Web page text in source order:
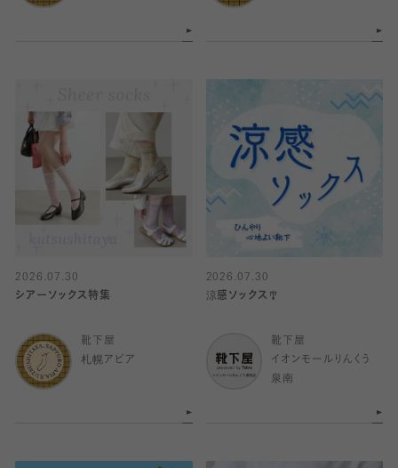
2026.07.30
シアーソックス特集
靴下屋
札幌アピア
2026.07.30
涼感ソックス🎐
靴下屋
イオンモールりんくう
泉南